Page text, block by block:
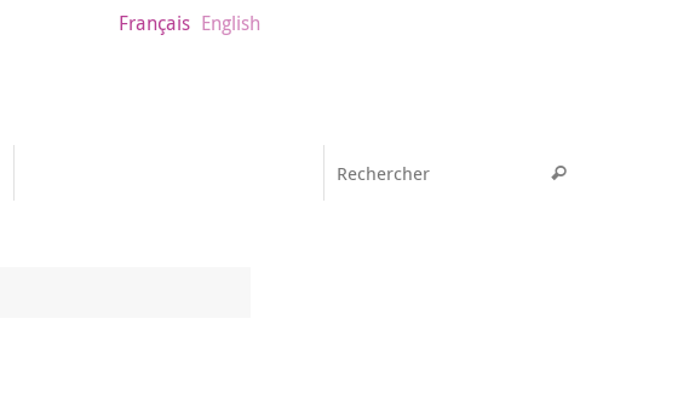
Français English
Rechercher